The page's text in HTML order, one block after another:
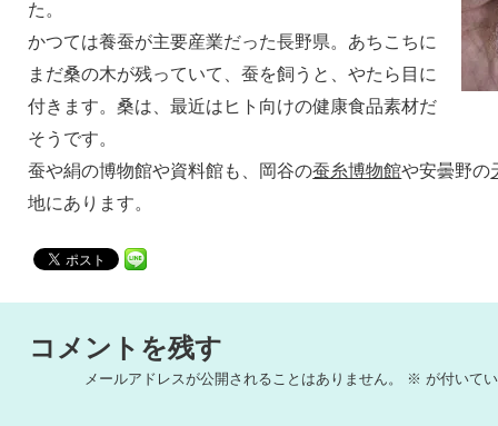
た。
かつては養蚕が主要産業だった長野県。あちこちに
まだ桑の木が残っていて、蚕を飼うと、やたら目に
付きます。桑は、最近はヒト向けの健康食品素材だ
そうです。
蚕や絹の博物館や資料館も、岡谷の蚕糸博物館や安曇野の
地にあります。
コメントを残す
メールアドレスが公開されることはありません。 ※ が付いて